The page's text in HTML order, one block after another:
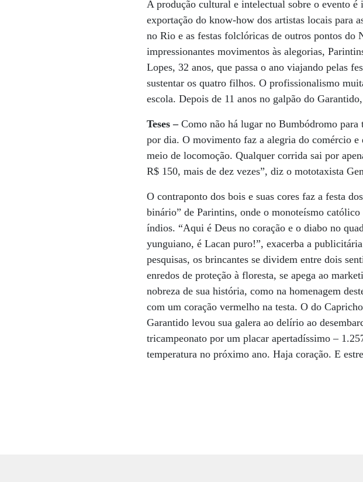
A produção cultural e intelectual sobre o evento é
exportação do know-how dos artistas locais para
no Rio e as festas folclóricas de outros pontos do
impressionantes movimentos às alegorias,
Lopes, 32 anos, que passa o ano viajando pelas
sustentar os quatro filhos. O profissionalismo
escola. Depois de 11 anos no galpão do
Teses –Como não há lugar no Bumbódromo para
por dia. O movimento faz a alegria do comércio
meio de locomoção. Qualquer corrida sai por
R$ 150, mais de dez vezes”, diz o mototaxista
O contraponto dos bois e suas cores faz a festa
binário” de Parintins, onde o monoteísmo
índios. “Aqui é Deus no coração e o diabo no
yunguiano, é Lacan puro!”, exacerba a
pesquisas, os brincantes se dividem entre dois
enredos de proteção à floresta, se apega ao
nobreza de sua história, como na homenagem
com um coração vermelho na testa. O do
Garantido levou sua galera ao delírio ao
tricampeonato por um placar apertadíssimo –
temperatura no próximo ano. Haja coração. E